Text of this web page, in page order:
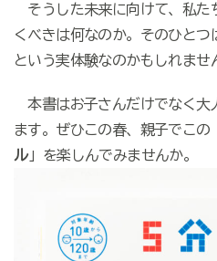
そうした未来に向けて、私た
くべきは何なのか。そのひとつ
という実体験なのかもしれませ
本書はお子さんだけでなく大
ます。ぜひこの春、親子でこの「
ル」を楽しんでみませんか。